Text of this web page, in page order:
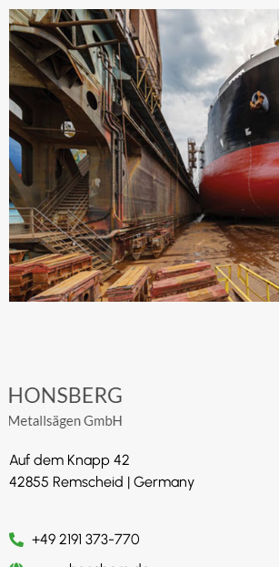
Auf dem Knapp 42
42855 Remscheid | Germany
+49 2191 373-770